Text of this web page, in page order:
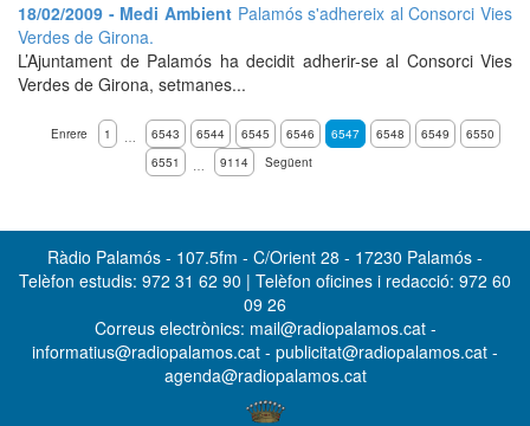
18/02/2009 - Medi Ambient Palamós s'adhereix al Consorci Vies
Verdes de Girona.
L’Ajuntament de Palamós ha decidit adherir-se al Consorci Vies
Verdes de Girona, setmanes...
Enrere 1 … 6543 6544 6545 6546 6547 6548 6549
6550
6551
… 9114 Següent
Ràdio Palamós - 107.5fm - C/Orient 28 - 17230 Palamós -
Telèfon estudis: 972 31 62 90 | Telèfon oficines i redacció: 972 60
09 26
Correus electrònics: mail@radiopalamos.cat -
informatius@radiopalamos.cat - publicitat@radiopalamos.cat -
agenda@radiopalamos.cat